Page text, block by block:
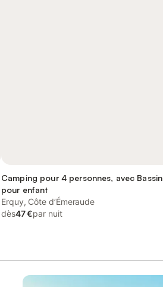
Camping pour 4 personnes, avec Bassin
pour enfant
Erquy, Côte d’Émeraude
dès47 €par nuit